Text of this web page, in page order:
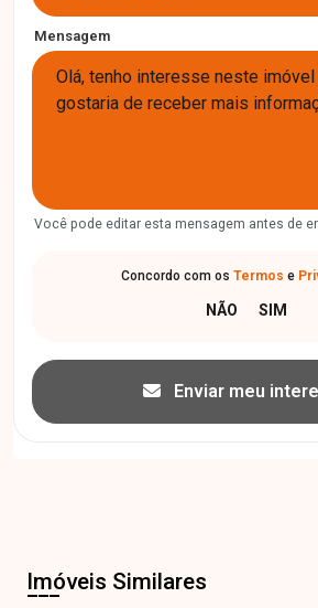
Mensagem
Você pode editar esta mensagem antes de
Concordo com os Termos e
Enviar meu
Imóveis Similares